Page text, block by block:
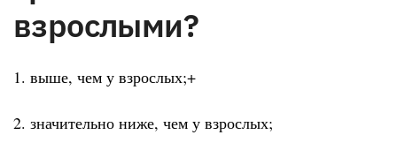
взрослыми?
1. выше, чем у взрослых;+
2. значительно ниже, чем у взрослых;